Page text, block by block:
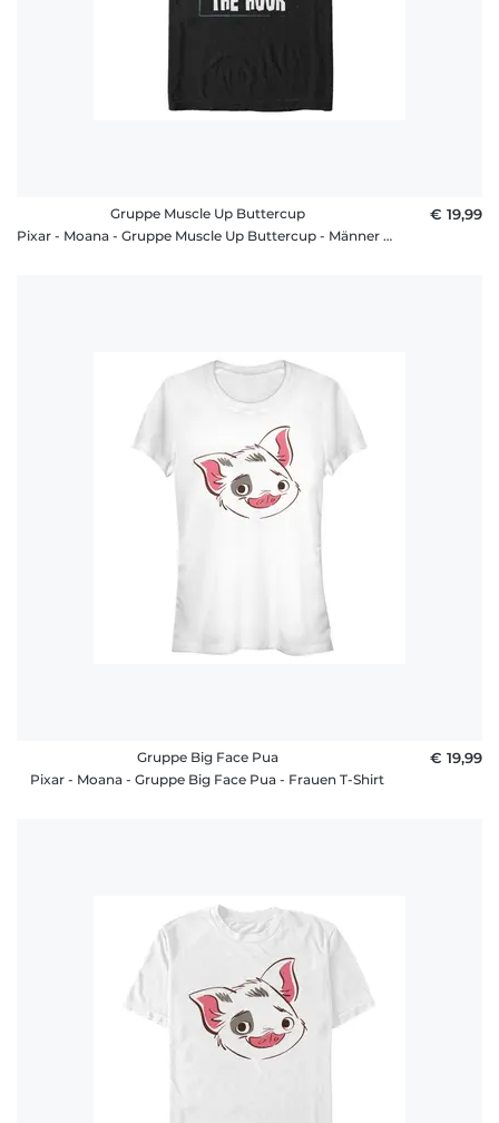
Gruppe Muscle Up Buttercup
Pixar - Moana - Gruppe Muscle Up Buttercup - Männer T-Shirt
€ 19,99
Gruppe Big Face Pua
Pixar - Moana - Gruppe Big Face Pua - Frauen T-Shirt
€ 19,99